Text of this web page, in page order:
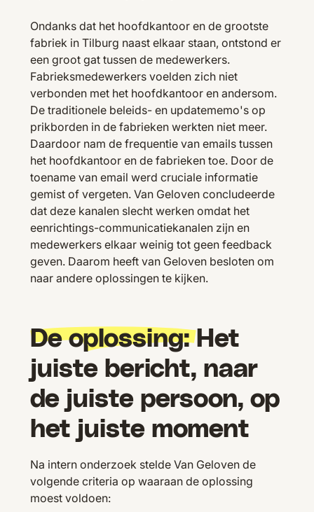
Ondanks dat het hoofdkantoor en de grootste
fabriek in Tilburg naast elkaar staan, ontstond er
een groot gat tussen de medewerkers.
Fabrieksmedewerkers voelden zich niet
verbonden met het hoofdkantoor en andersom.
De traditionele beleids- en updatememo's op
prikborden in de fabrieken werkten niet meer.
Daardoor nam de frequentie van emails tussen
het hoofdkantoor en de fabrieken toe. Door de
toename van email werd cruciale informatie
gemist of vergeten. Van Geloven concludeerde
dat deze kanalen slecht werken omdat het
eenrichtings-communicatiekanalen zijn en
medewerkers elkaar weinig tot geen feedback
geven. Daarom heeft van Geloven besloten om
naar andere oplossingen te kijken.
De oplossing:Het
juiste bericht, naar
de juiste persoon, op
het juiste moment
Na intern onderzoek stelde Van Geloven de
volgende criteria op waaraan de oplossing
moest voldoen: